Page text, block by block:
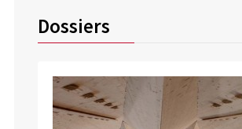
Dossiers